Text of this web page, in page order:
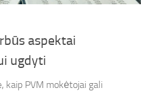
aspektai
ugdyti
kaip PVM mokėtojai gali